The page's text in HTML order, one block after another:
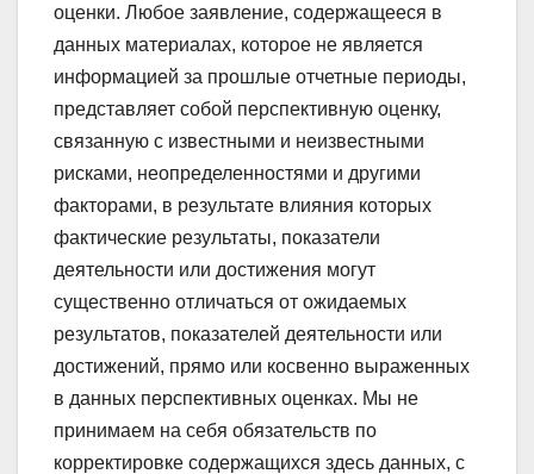
оценки. Любое заявление, содержащееся в
данных материалах, которое не является
информацией за прошлые отчетные периоды,
представляет собой перспективную оценку,
связанную с известными и неизвестными
рисками, неопределенностями и другими
факторами, в результате влияния которых
фактические результаты, показатели
деятельности или достижения могут
существенно отличаться от ожидаемых
результатов, показателей деятельности или
достижений, прямо или косвенно выраженных
в данных перспективных оценках. Мы не
принимаем на себя обязательств по
корректировке содержащихся здесь данных, с